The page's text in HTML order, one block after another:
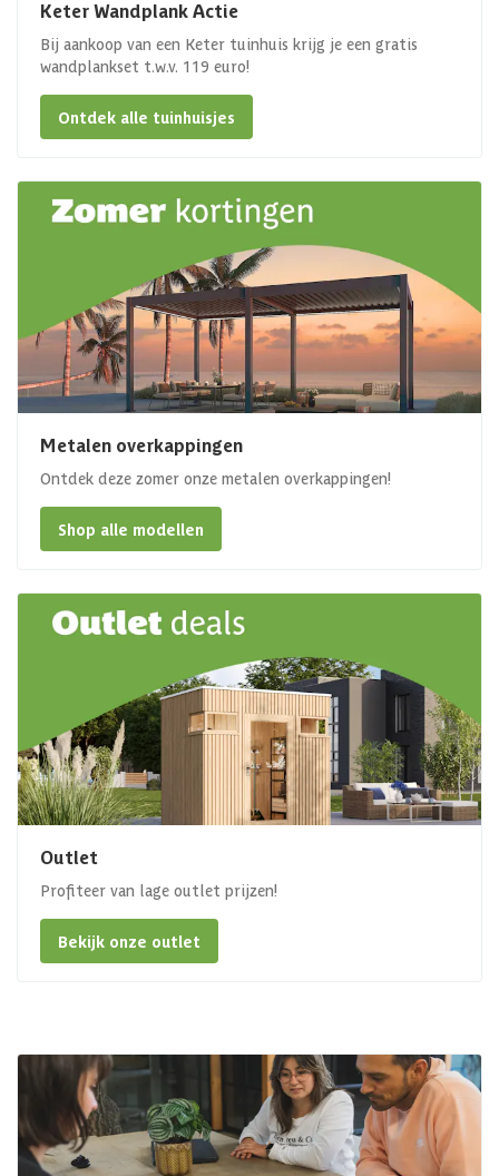
Keter Wandplank Actie
Bij aankoop van een Keter tuinhuis krijg je een gratis
wandplankset t.w.v. 119 euro!
Ontdek alle tuinhuisjes
Metalen overkappingen
Ontdek deze zomer onze metalen overkappingen!
Shop alle modellen
Outlet
Profiteer van lage outlet prijzen!
Bekijk onze outlet